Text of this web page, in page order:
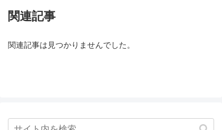
関連記事
関連記事は見つかりませんでした。